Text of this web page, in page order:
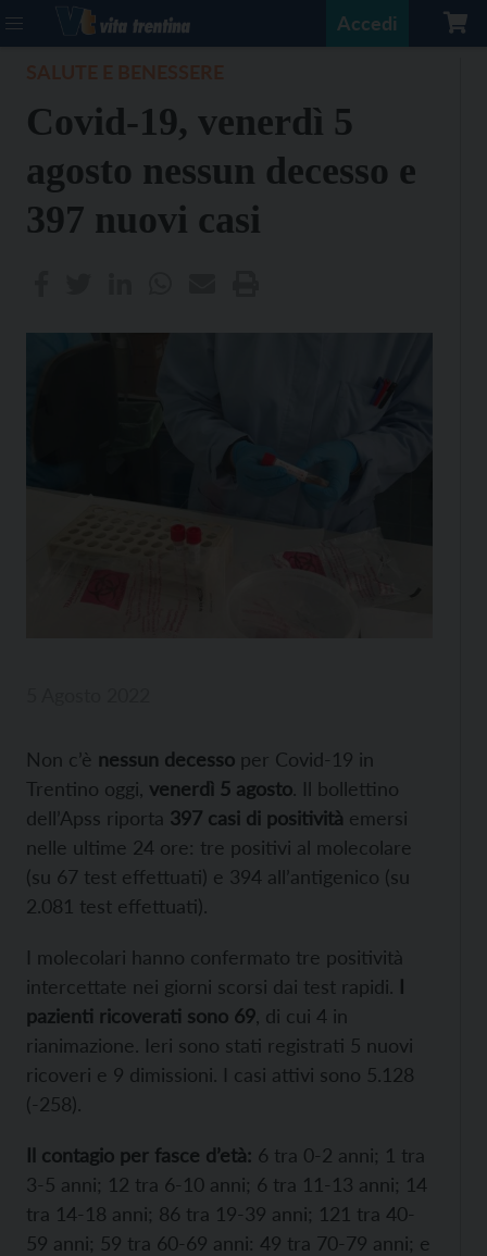
Accedi
Covid-19, venerdì 5
agosto nessun decesso e
397 nuovi casi
Non c’è nessun decesso per Covid-19 in
Trentino oggi, venerdì 5 agosto. Il bollettino
dell’Apss riporta 397 casi di positività emersi
nelle ultime 24 ore: tre positivi al molecolare
(su 67 test effettuati) e 394 all’antigenico (su
2.081 test effettuati).
I molecolari hanno confermato tre positività
intercettate nei giorni scorsi dai test rapidi. I
pazienti ricoverati sono 69 , di cui 4 in
rianimazione. Ieri sono stati registrati 5 nuovi
ricoveri e 9 dimissioni. I casi attivi sono 5.128
(-258).
Il contagio per fasce d’età: 6 tra 0-2 anni; 1 tra
3-5 anni; 12 tra 6-10 anni; 6 tra 11-13 anni; 14
tra 14-18 anni; 86 tra 19-39 anni; 121 tra 40-
59 anni; 59 tra 60-69 anni: 49 tra 70-79 anni; e